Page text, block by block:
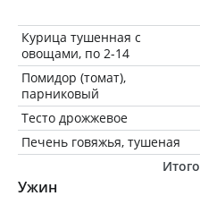
Курица тушенная с
овощами, по 2-14
Помидор (томат),
парниковый
Тесто дрожжевое
Печень говяжья, тушеная
Итого
Ужин